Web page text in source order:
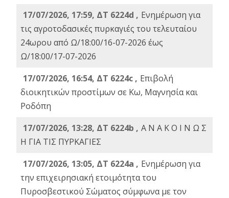
17/07/2026, 17:59, ΔΤ 6224d , Ενημέρωση για
τις αγροτοδασικές πυρκαγιές του τελευταίου
24ωρου από Ω/18:00/16-07-2026 έως
Ω/18:00/17-07-2026
17/07/2026, 16:54, ΔΤ 6224c , Επιβολή
διοικητικών προστίμων σε Κω, Μαγνησία και
Ροδόπη
17/07/2026, 13:28, ΔΤ 6224b , Α Ν Α Κ Ο Ι Ν Ω Σ
Η ΓΙΑ ΤΙΣ ΠΥΡΚΑΓΙΕΣ
17/07/2026, 13:05, ΔΤ 6224a , Ενημέρωση για
την επιχειρησιακή ετοιμότητα του
Πυροσβεστικού Σώματος σύμφωνα με τον